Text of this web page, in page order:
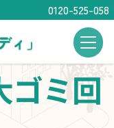
0120-525-058
ゴミ回